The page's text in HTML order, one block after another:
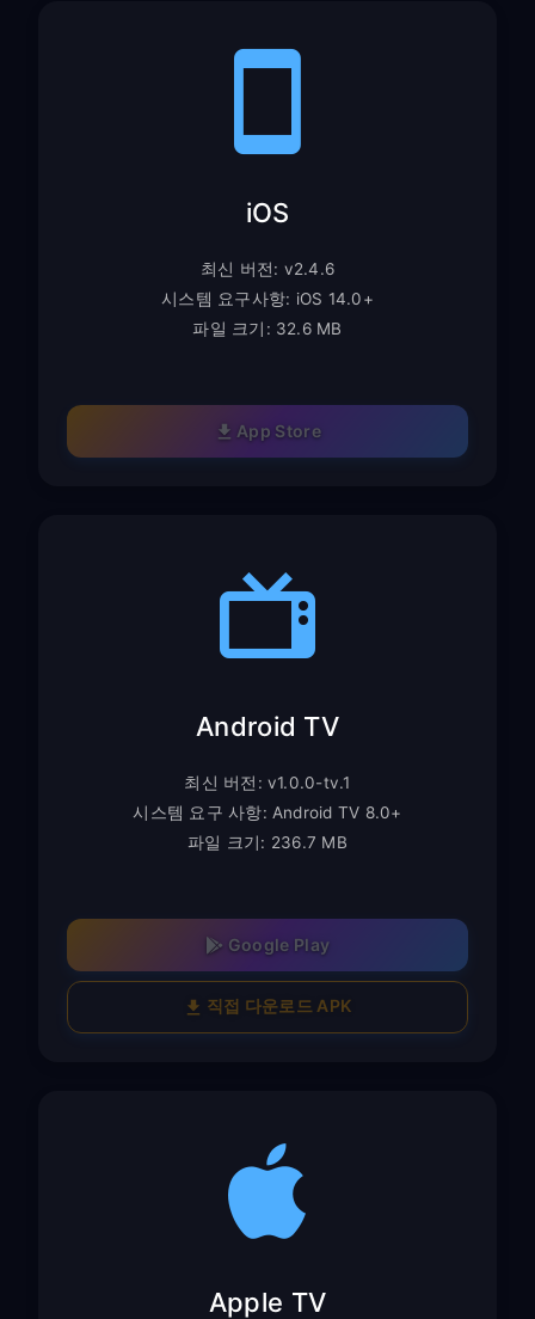
iOS
최신 버전: v2.4.6
시스템 요구사항: iOS 14.0+
파일 크기: 32.6 MB
App Store
Android TV
최신 버전: v1.0.0-tv.1
시스템 요구 사항: Android TV 8.0+
파일 크기: 236.7 MB
Google Play
직접 다운로드 APK
Apple TV